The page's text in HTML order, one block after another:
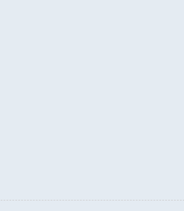
점에서 흘러간 선(先)비핵화만 되뇌는 것은
하기 위해 최선을 다할 것"이라고 말했다. 하
연 한반도의 평화와 안정에 플러스냐, 결론적
에서 정 장관이 언급한 '4자 회담'에 대해 "이상
억달러를 넘어섰다. 상품수입은 644억8000만
변기기(SSD)는 282.7% 증가했다. IT 품목
IT 품목도 ▲석유제품(47.5%) ▲화공품
료수지는 전월 흑자에서 4억4000만달러 적자
배당소득을 중심으로 32억7000만달러 흑자
전월 분기배당에 따른 기저효과로 배당지급이